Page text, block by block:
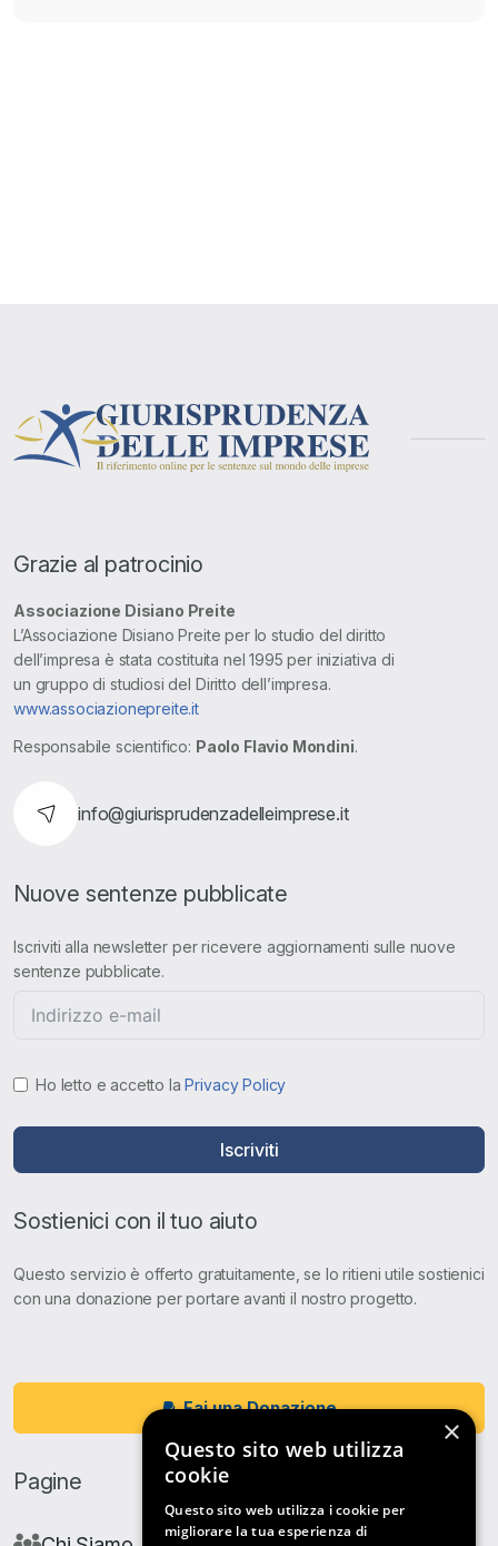
Grazie al patrocinio
Associazione Disiano Preite
L’Associazione Disiano Preite per lo studio del diritto
dell’impresa è stata costituita nel 1995 per iniziativa di
un gruppo di studiosi del Diritto dell’impresa.
www.associazionepreite.it
Responsabile scientifico: Paolo Flavio Mondini.
info@giurisprudenzadelleimprese.it
Nuove sentenze pubblicate
Iscriviti alla newsletter per ricevere aggiornamenti sulle nuove
sentenze pubblicate.
Ho letto e accetto laPrivacy Policy
Iscriviti
Sostienici con il tuo aiuto
Questo servizio è offerto gratuitamente, se lo ritieni utile sostienici
con una donazione per portare avanti il nostro progetto.
Fai una Donazione
Pagine
×
Questo sito web utilizza
cookie
Questo sito web utilizza i cookie per
migliorare la tua esperienza di